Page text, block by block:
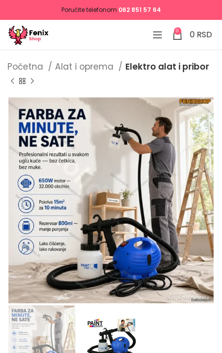
Poručite telefonom 062 851 57 64
0 0 RSD
Početna Alat i oprema Elektro alat i pribor